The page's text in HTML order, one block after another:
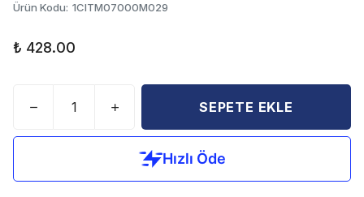
Ürün Kodu: 1CITM07000M029
₺ 428.00
SEPETE EKLE